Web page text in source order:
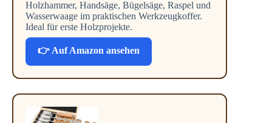
Holzhammer, Handsäge, Bügelsäge, Raspel und
Wasserwaage im praktischen Werkzeugkoffer.
Ideal für erste Holzprojekte.
👉 Auf Amazon ansehen